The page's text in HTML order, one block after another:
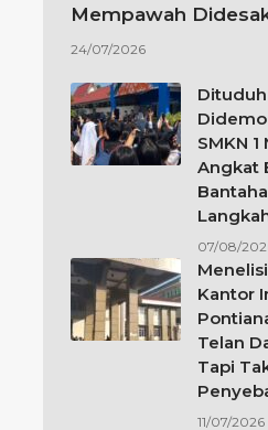
Mempawah
24/07/2026
Didemo
SMKN
Angkat
07/08/
Kantor
Telan
Tapi
11/07/2026